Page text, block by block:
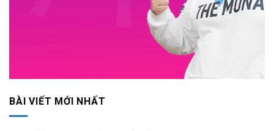
BÀI VIẾT MỚI NHẤT